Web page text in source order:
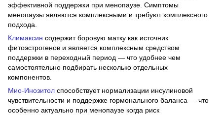
эффективной поддержки при менопаузе. Симптомы
менопаузы являются комплексными и требуют комплексного
подхода.
Климаксин содержит боровую матку как источник
фитоэстрогенов и является комплексным средством
поддержки в переходный период — что удобнее чем
самостоятельно подбирать несколько отдельных
компонентов.
Мио-Инозитол способствует нормализации инсулиновой
чувствительности и поддержке гормонального баланса — что
особенно актуально при менопаузе когда риск